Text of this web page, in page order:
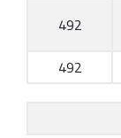
492
492